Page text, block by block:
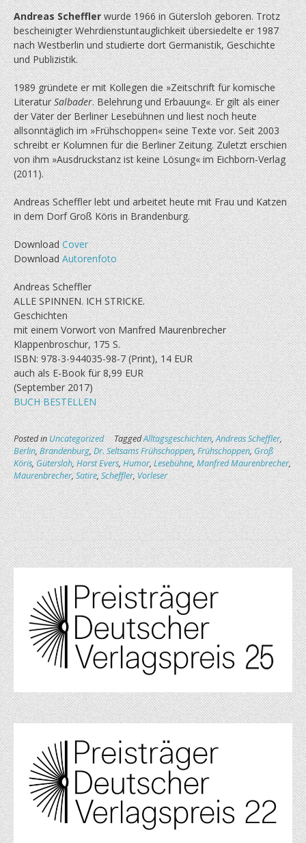
Andreas Schefflerwurde 1966 in Gütersloh geboren. Trotz
bescheinigter Wehrdienstun­tauglich­keit übersiedelte er 1987
nach Westberlin und studierte dort Germanistik, Geschichte
und Publizistik.
1989 gründete er mit Kollegen die »Zeitschrift für komische
LiteraturSalbader. Belehrung und Erbauung«. Er gilt als einer
der Väter der Berliner Lesebühnen und liest noch heute
allsonntäglich im »Frühschoppen« seine Texte vor. Seit 2003
schreibt er Kolumnen für die Berliner Zeitung. Zuletzt erschien
von ihm »Ausdruckstanz ist keine Lösung« im Eichborn-Verlag
(2011).
Andreas Scheffler lebt und arbeitet heute mit Frau und Katzen
in dem Dorf Groß Köris in Brandenburg.
DownloadCover
DownloadAutorenfoto
Andreas Scheffler
ALLE SPINNEN. ICH STRICKE.
Geschichten
mit einem Vorwort von Manfred Maurenbrecher
Klappenbroschur, 175 S.
ISBN: 978-3-944035-98-7 (Print), 14 EUR
auch als E-Book für 8,99 EUR
(September 2017)
BUCH BESTELLEN
Posted inUncategorized TaggedAlltagsgeschichten,Andreas Scheffler,
Berlin,Brandenburg,Dr. Seltsams Frühschoppen,Frühschoppen,Groß
Köris,Gütersloh,Horst Evers,Humor,Lesebühne,Manfred Maurenbrecher,
Maurenbrecher,Satire,Scheffler,Vorleser